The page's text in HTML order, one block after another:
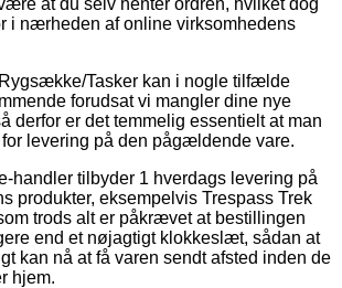
i nærheden af online virksomhedens
Tasker kan i nogle tilfælde
forudsat vi mangler dine nye
derfor er det temmelig essentielt at man
levering på den pågældende vare.
handler tilbyder 1 hverdags levering på
produkter, eksempelvis Trespass Trek
trods alt er påkrævet at bestillingen
end et nøjagtigt klokkeslæt, sådan at
kan nå at få varen sendt afsted inden de
hjem.